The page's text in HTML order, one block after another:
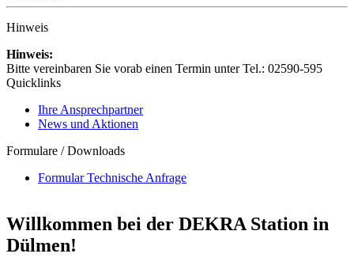
Hinweis
Hinweis:
Bitte vereinbaren Sie vorab einen Termin unter Tel.: 02590-595
Quicklinks
Ihre Ansprechpartner
News und Aktionen
Formulare / Downloads
Formular Technische Anfrage
Willkommen bei der DEKRA Station in
Dülmen!